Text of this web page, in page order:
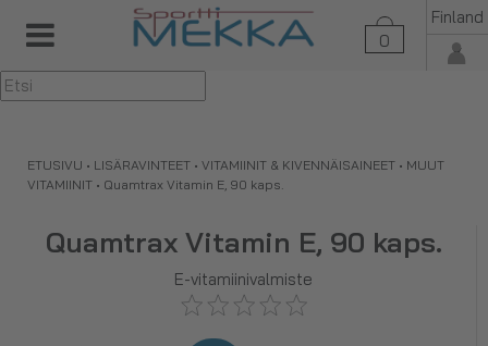
0
Finland
▼
ETUSIVU • LISÄRAVINTEET • VITAMIINIT & KIVENNÄISAINEET • MUUT
VITAMIINIT • Quamtrax Vitamin E, 90 kaps.
Quamtrax Vitamin E, 90 kaps.
E-vitamiinivalmiste